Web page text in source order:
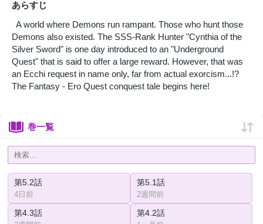
あらすじ
A world where Demons run rampant. Those who hunt those
Demons also existed. The SSS-Rank Hunter "Cynthia of the
Silver Sword" is one day introduced to an "Underground
Quest" that is said to offer a large reward. However, that was
an Ecchi request in name only, far from actual exorcism...!?
The Fantasy - Ero Quest conquest tale begins here!
巻一覧
第5.2話
4日前
第5.1話
2週間前
第4.3話 第4.2話